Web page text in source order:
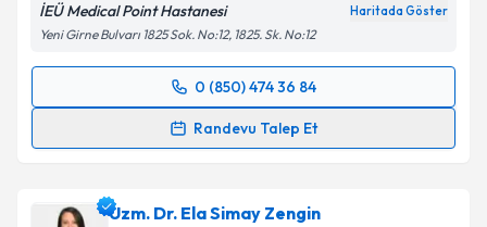
İEÜ Medical Point Hastanesi Haritada Göster
Yeni Girne Bulvarı 1825 Sok. No:12, 1825. Sk. No:12
0 (850) 474 36 84
Randevu Talep Et
Randevu Takvimi Talebi
takvim hazırlandığında e-posta ile bilgilendireceğiz.
Uzm. Dr. Ela Simay Zengin